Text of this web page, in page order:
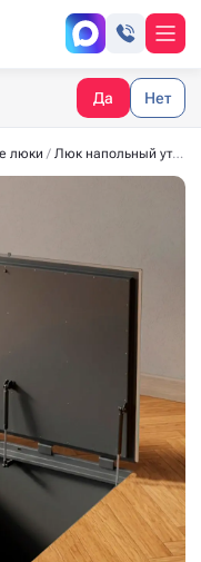
Да Нет
люки Люк напольный утеплённый СТАНДАРТ-УТ40 1500*1000